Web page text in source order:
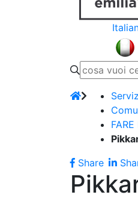
Share